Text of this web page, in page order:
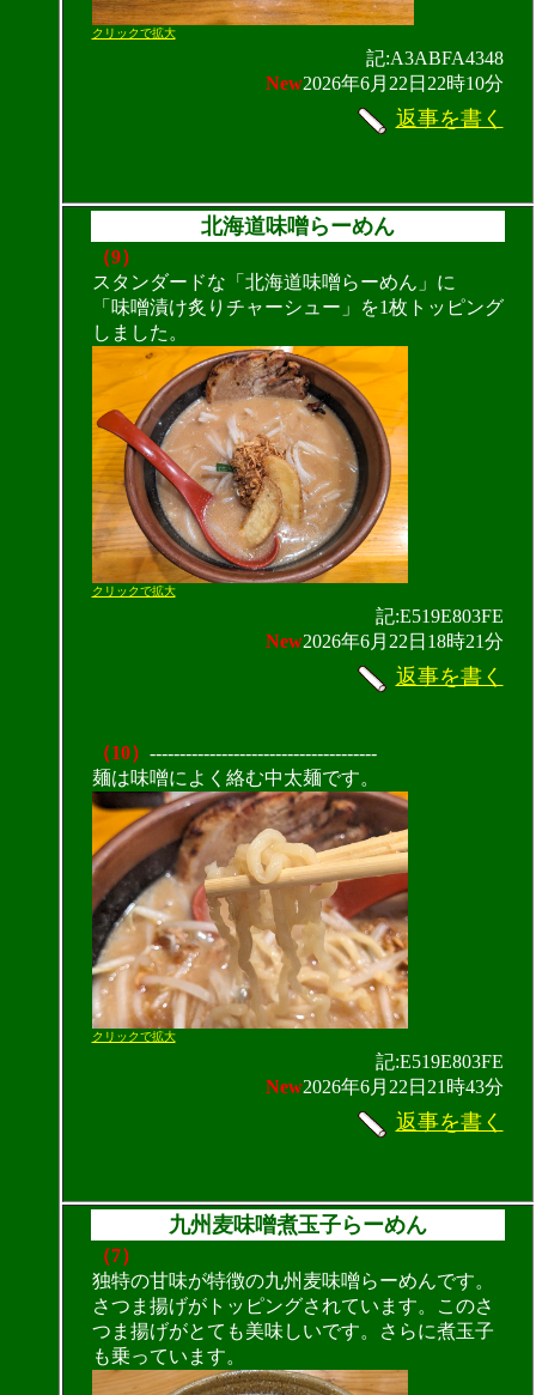
クリックで拡大
記:A3ABFA4348
New2026年6月22日22時10分
返事を書く
北海道味噌らーめん
（9）
スタンダードな「北海道味噌らーめん」に
「味噌漬け炙りチャーシュー」を1枚トッピング
しました。
クリックで拡大
記:E519E803FE
New2026年6月22日18時21分
返事を書く
（10） --------------------------------------
麺は味噌によく絡む中太麺です。
クリックで拡大
記:E519E803FE
New2026年6月22日21時43分
返事を書く
九州麦味噌煮玉子らーめん
（7）
独特の甘味が特徴の九州麦味噌らーめんです。
さつま揚げがトッピングされています。このさ
つま揚げがとても美味しいです。さらに煮玉子
も乗っています。